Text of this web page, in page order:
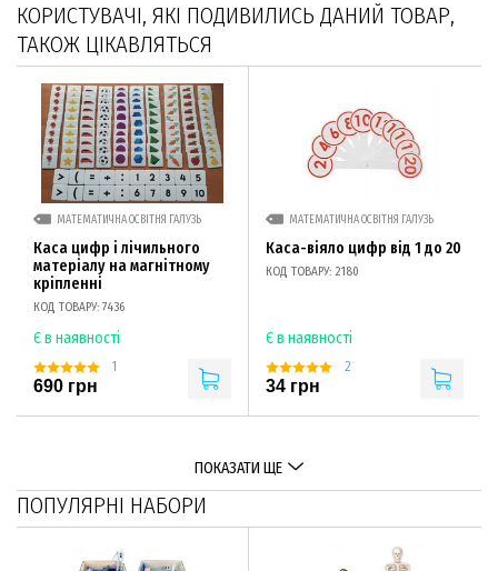
КОРИСТУВАЧІ, ЯКІ ПОДИВИЛИСЬ ДАНИЙ ТОВАР,
ТАКОЖ ЦІКАВЛЯТЬСЯ
МАТЕМАТИЧНА ОСВІТНЯ ГАЛУЗЬ
Каса цифр і лічильного
матеріалу на магнітному
кріпленні
КОД ТОВАРУ: 7436
Є в наявності
1
690 грн
МАТЕМАТИЧНА ОСВІТНЯ ГАЛУЗЬ
Каса-віяло цифр від 1 до 20
КОД ТОВАРУ: 2180
Є в наявності
2
34 грн
ПОКАЗАТИ ЩЕ
ПОПУЛЯРНІ НАБОРИ